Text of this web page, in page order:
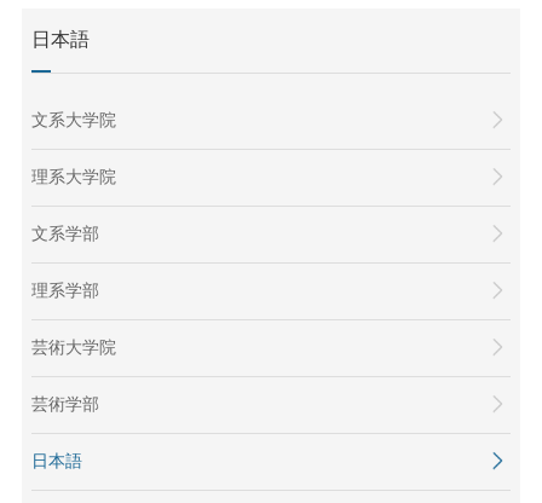
日本語
文系大学院
理系大学院
文系学部
理系学部
芸術大学院
芸術学部
日本語